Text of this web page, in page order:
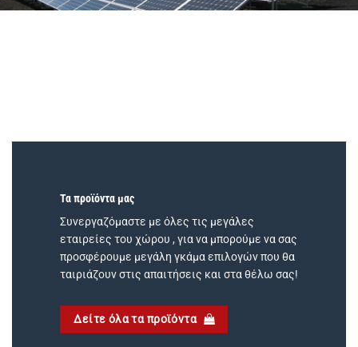
Τα προϊόντα μας
Συνεργαζόμαστε με όλες τις μεγάλες
εταιρείες του χώρου , για να μπορούμε να σας
προσφέρουμε μεγάλη γκάμα επιλογών που θα
ταιριάζουν στις απαιτήσεις και στα θέλω σας!
Δείτε όλα τα προϊόντα